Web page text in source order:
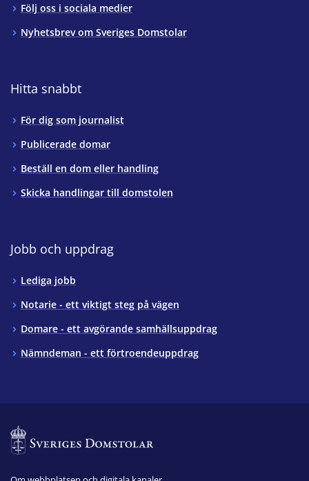
Följ oss i sociala medier
Nyhetsbrev om Sveriges Domstolar
Hitta snabbt
För dig som journalist
Publicerade domar
Beställ en dom eller handling
Skicka handlingar till domstolen
Jobb och uppdrag
Lediga jobb
Notarie - ett viktigt steg på vägen
Domare - ett avgörande samhällsuppdrag
Nämndeman - ett förtroendeuppdrag